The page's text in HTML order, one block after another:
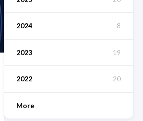
2024 8
2023 19
2022 20
More